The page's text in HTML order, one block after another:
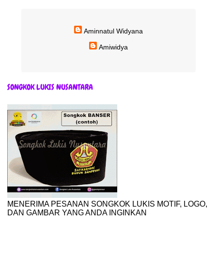
Aminnatul Widyana
Amiwidya
SONGKOK LUKIS NUSANTARA
MENERIMA PESANAN SONGKOK LUKIS MOTIF, LOGO,
DAN GAMBAR YANG ANDA INGINKAN